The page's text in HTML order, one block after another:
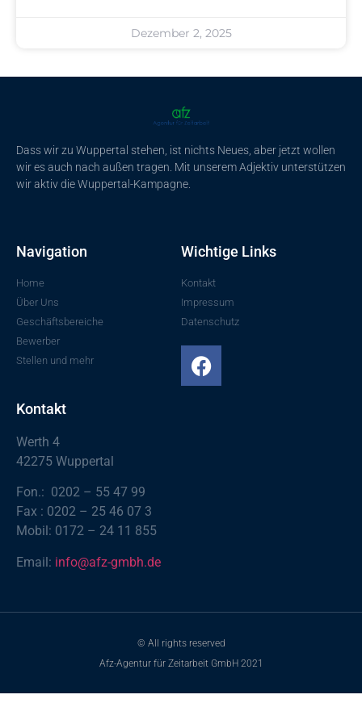
Dezember 2, 2025
Dass wir zu Wuppertal stehen, ist nichts Neues, aber jetzt wollen
wir es auch nach außen tragen. Mit unserem Adjektiv unterstützen
wir aktiv die Wuppertal-Kampagne.
Navigation
Home
Über Uns
Geschäftsbereiche
Bewerber
Stellen und mehr
Wichtige Links
Kontakt
Impressum
Datenschutz
Kontakt
Werth 4
42275 Wuppertal
Fon.: 0202 – 55 47 99
Fax : 0202 – 25 46 07 3
Mobil: 0172 – 24 11 855
Email: info@afz-gmbh.de
© All rights reserved
Afz-Agentur für Zeitarbeit GmbH 2021